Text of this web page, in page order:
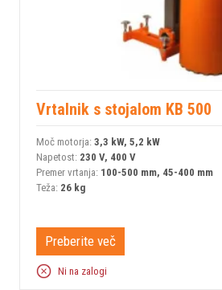
Vrtalnik s stojalom KB 500
Moč motorja: 3,3 kW, 5,2 kW
Napetost: 230 V, 400 V
Premer vrtanja: 100-500 mm, 45-400 mm
Teža: 26 kg
Preberite več
Ni na zalogi